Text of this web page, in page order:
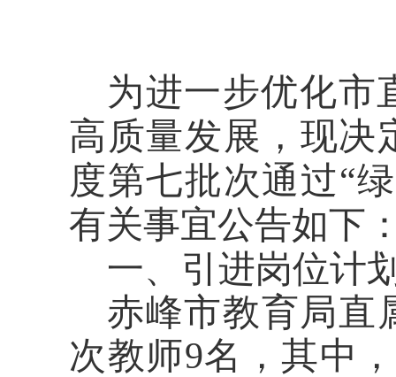
为进一步优化市
高质量发展，现决
度第七批次通过“
有关事宜公告如下
一、引进岗位计
赤峰市教育局直
次教师9名，其中